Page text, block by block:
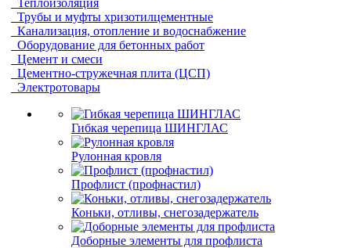
Теплоизоляция
Трубы и муфты хризотилцементные
Канализация, отопление и водоснабжение
Оборудование для бетонных работ
Цемент и смеси
Цементно-стружечная плита (ЦСП)
Электротовары
Гибкая черепица ШИНГЛАС
Рулонная кровля
Профлист (профнастил)
Коньки, отливы, снегозадержатель
Доборные элементы для профлиста